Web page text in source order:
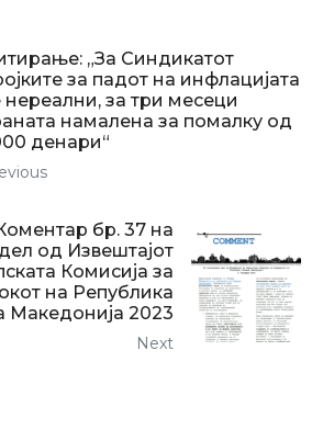
„За Синдикатот
за падот на инфлацијата
нереални, за три месеци
намалена за помалку од
денари“
бр. 37 на
од Извештајот
Комисија за
на Република
Македонија 2023
Next